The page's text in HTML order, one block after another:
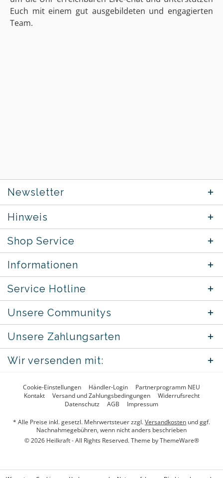
Euch mit einem gut ausgebildeten und engagierten
Team.
Newsletter
Hinweis
Shop Service
Informationen
Service Hotline
Unsere Communitys
Unsere Zahlungsarten
Wir versenden mit:
Cookie-Einstellungen Händler-Login
Partnerprogramm NEU
Kontakt
Versand und Zahlungsbedingungen
Widerrufsrecht
Datenschutz
AGB Impressum
* Alle Preise inkl. gesetzl. Mehrwertsteuer zzgl.Versandkosten und ggf.
Nachnahmegebühren, wenn nicht anders beschrieben
© 2026 Heilkraft - All Rights Reserved. Theme byThemeWare®